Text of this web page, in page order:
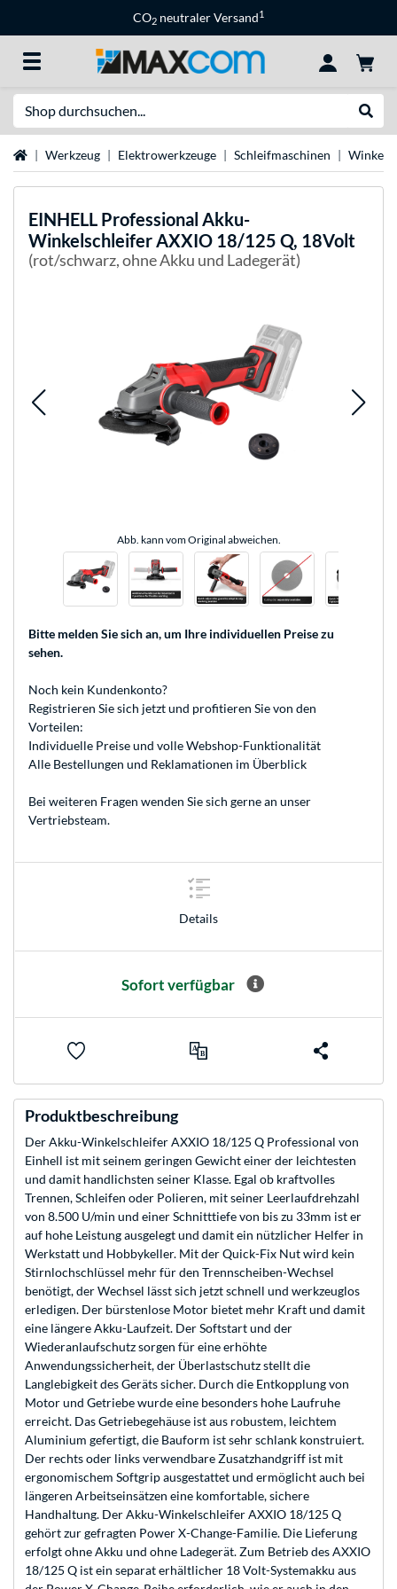
CO2 neutraler Versand1
StartseiteWerkzeug Elektrowerkzeuge Schleifmaschinen
EINHELL Professional Akku-
Winkelschleifer AXXIO 18/125 Q, 18Volt
(rot/schwarz, ohne Akku und Ladegerät)
Abb. kann vom Original abweichen.
Bitte melden Sie sich an, um Ihre individuellen Preise zu
sehen.
Noch kein Kundenkonto?
Registrieren Sie sich jetzt und profitieren Sie von den
Vorteilen:
Individuelle Preise und volle Webshop-Funktionalität
Alle Bestellungen und Reklamationen im Überblick
Bei weiteren Fragen wenden Sie sich gerne an unser
Vertriebsteam.
Details
Sofort verfügbar
Produktbeschreibung
Der Akku-Winkelschleifer AXXIO 18/125 Q Professional von
Einhell ist mit seinem geringen Gewicht einer der leichtesten
und damit handlichsten seiner Klasse. Egal ob kraftvolles
Trennen, Schleifen oder Polieren, mit seiner Leerlaufdrehzahl
von 8.500 U/min und einer Schnitttiefe von bis zu 33mm ist er
auf hohe Leistung ausgelegt und damit ein nützlicher Helfer in
Werkstatt und Hobbykeller. Mit der Quick-Fix Nut wird kein
Stirnlochschlüssel mehr für den Trennscheiben-Wechsel
benötigt, der Wechsel lässt sich jetzt schnell und werkzeuglos
erledigen. Der bürstenlose Motor bietet mehr Kraft und damit
eine längere Akku-Laufzeit. Der Softstart und der
Wiederanlaufschutz sorgen für eine erhöhte
Anwendungssicherheit, der Überlastschutz stellt die
Langlebigkeit des Geräts sicher. Durch die Entkopplung von
Motor und Getriebe wurde eine besonders hohe Laufruhe
erreicht. Das Getriebegehäuse ist aus robustem, leichtem
Aluminium gefertigt, die Bauform ist sehr schlank konstruiert.
Der rechts oder links verwendbare Zusatzhandgriff ist mit
ergonomischem Softgrip ausgestattet und ermöglicht auch bei
längeren Arbeitseinsätzen eine komfortable, sichere
Handhaltung. Der Akku-Winkelschleifer AXXIO 18/125 Q
gehört zur gefragten Power X-Change-Familie. Die Lieferung
erfolgt ohne Akku und ohne Ladegerät. Zum Betrieb des AXXIO
18/125 Q ist ein separat erhältlicher 18 Volt-Systemakku aus